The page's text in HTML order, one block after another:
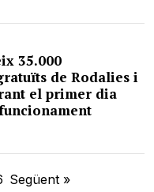
35.000
de Rodalies i
el primer dia
Següent »